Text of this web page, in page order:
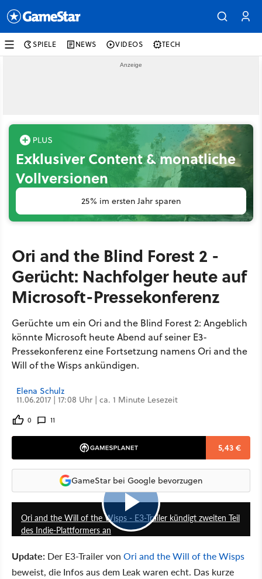
SPIELE NEWS VIDEOS TECH
Exklusiver Content & monatliche
Vollversionen
25% im ersten Jahr sparen
Ori and the Blind Forest 2 -
Gerücht: Nachfolger heute auf
Microsoft-Pressekonferenz
Gerüchte um ein Ori and the Blind Forest 2: Angeblich
könnte Microsoft heute Abend auf seiner E3-
Pressekonferenz eine Fortsetzung namens Ori and the
Will of the Wisps ankündigen.
Elena Schulz
11.06.2017 | 17:08 Uhr | ca. 1 Minute Lesezeit
0 11
5,43 €
GameStar bei Google bevorzugen
2:22
Ori and the Will of the Wisps - E3-Trailer kündigt zweiten Teil
des Indie-Plattformers an
Update: Der E3-Trailer von Ori and the Will of the Wisps
beweist, die Infos aus dem Leak waren echt. Das kurze